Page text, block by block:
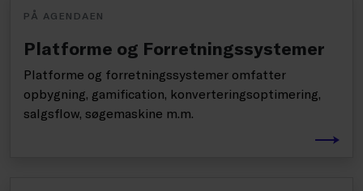
PÅ AGENDAEN
Platforme og Forretningssystemer
Platforme og forretningssystemer omfatter
opbygning, gamification, konverteringsoptimering,
salgsflow, søgemaskine m.m.